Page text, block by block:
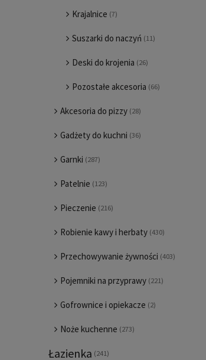
Krajalnice (7)
Suszarki do naczyń (11)
Deski do krojenia (26)
Pozostałe akcesoria (66)
Akcesoria do pizzy (28)
Gadżety do kuchni (36)
Garnki (287)
Patelnie (123)
Pieczenie (216)
Robienie kawy i herbaty (430)
Przechowywanie żywności (403)
Pojemniki na przyprawy (221)
Gofrownice i opiekacze (2)
Noże kuchenne (273)
Łazienka (241)